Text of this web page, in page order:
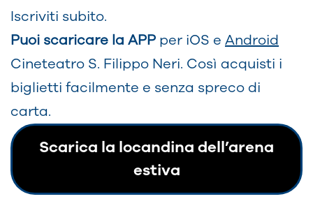
Iscriviti subito.
Puoi scaricare la APP per iOS e Android
Cineteatro S. Filippo Neri. Così acquisti i
biglietti facilmente e senza spreco di
carta.
Scarica la locandina dell’arena
estiva